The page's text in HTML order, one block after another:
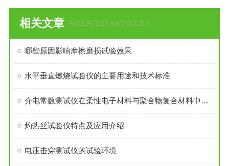
相关文章 RELATED ARTICLES
哪些原因影响摩擦磨损试验效果
水平垂直燃烧试验仪的主要用途和技术标准
介电常数测试仪在柔性电子材料与聚合物复合材料中的应用特点
灼热丝试验仪特点及应用介绍
电压击穿测试仪的试验环境